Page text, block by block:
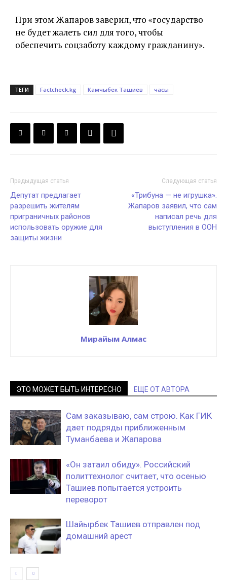
При этом Жапаров заверил, что «государство
не будет жалеть сил для того, чтобы
обеспечить соцзаботу каждому гражданину».
ТЕГИ Factcheck.kg Камчыбек Ташиев часы
Предыдущая статья
Депутат предлагает
разрешить жителям
приграничных районов
использовать оружие для
защиты жизни
Следующая статья
«Трибуна — не игрушка».
Жапаров заявил, что сам
написал речь для
выступления в ООН
Мирайым Алмас
ЭТО МОЖЕТ БЫТЬ ИНТЕРЕСНО ЕЩЕ ОТ АВТОРА
Сам заказываю, сам строю. Как ГИК
дает подряды приближенным
Туманбаева и Жапарова
«Он затаил обиду». Российский
политтехнолог считает, что осенью
Ташиев попытается устроить
переворот
Шайырбек Ташиев отправлен под
домашний арест